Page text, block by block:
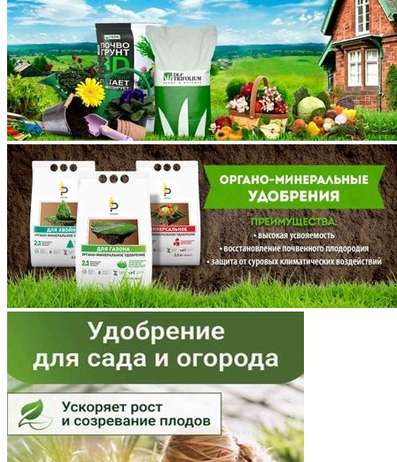
Ленинградская область
Липецкая область
Магаданская область
Марий Эл
Мордовия
Московская область
Мурманская область
Ненецкий АО
Нижегородская область
Новгородская область
Новосибирская область
Омская область
Оренбургская область